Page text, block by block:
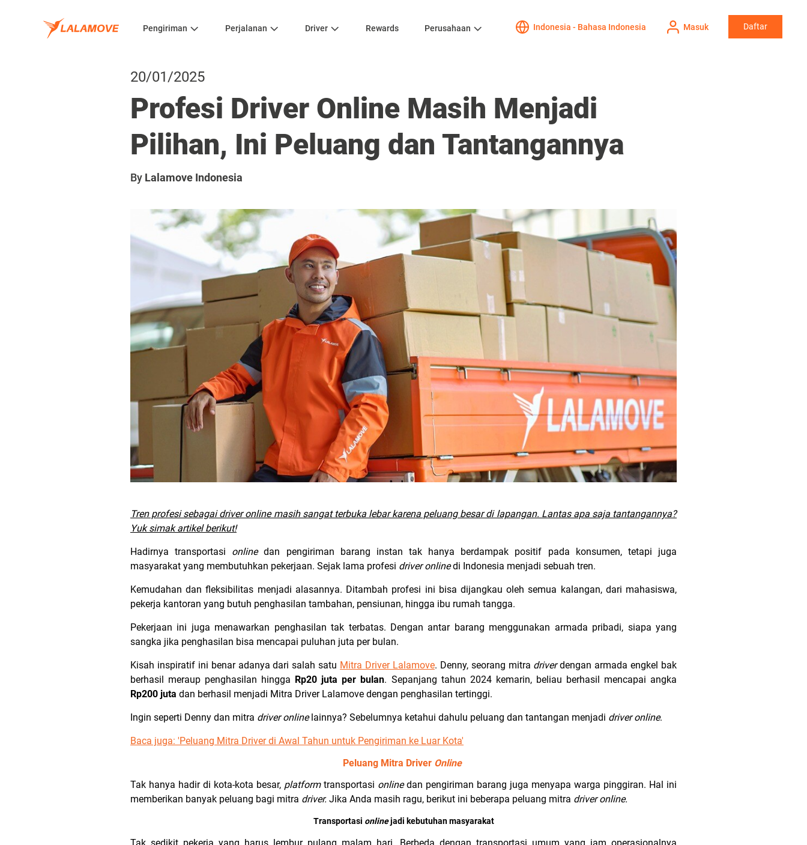
Pengiriman Perjalanan Driver Rewards Perusahaan Indonesia - Bahasa Indonesia Masuk Daftar
20/01/2025
Profesi Driver Online Masih Menjadi
Pilihan, Ini Peluang dan Tantangannya
By Lalamove Indonesia
Tren profesi sebagai driver online masih sangat terbuka lebar karena peluang besar di lapangan. Lantas apa saja tantangannya?
Yuk simak artikel berikut!
Hadirnya transportasi onlinedan pengiriman barang instan tak hanya berdampak positif pada konsumen, tetapi juga
masyarakat yang membutuhkan pekerjaan. Sejak lama profesi driver onlinedi Indonesia menjadi sebuah tren.
Kemudahan dan fleksibilitas menjadi alasannya. Ditambah profesi ini bisa dijangkau oleh semua kalangan, dari mahasiswa,
pekerja kantoran yang butuh penghasilan tambahan, pensiunan, hingga ibu rumah tangga.
Pekerjaan ini juga menawarkan penghasilan tak terbatas. Dengan antar barang menggunakan armada pribadi, siapa yang
sangka jika penghasilan bisa mencapai puluhan juta per bulan.
Kisah inspiratif ini benar adanya dari salah satu Mitra Driver Lalamove. Denny, seorang mitra driverdengan armada engkel bak
berhasil meraup penghasilan hingga Rp20 juta per bulan. Sepanjang tahun 2024 kemarin, beliau berhasil mencapai angka
Rp200 juta dan berhasil menjadi Mitra Driver Lalamove dengan penghasilan tertinggi.
Ingin seperti Denny dan mitra driver onlinelainnya? Sebelumnya ketahui dahulu peluang dan tantangan menjadi driver online.
Baca juga: 'Peluang Mitra Driver di Awal Tahun untuk Pengiriman ke Luar Kota'
Peluang Mitra Driver Online
Tak hanya hadir di kota-kota besar, platform transportasi onlinedan pengiriman barang juga menyapa warga pinggiran. Hal ini
memberikan banyak peluang bagi mitra driver. Jika Anda masih ragu, berikut ini beberapa peluang mitra driver online.
Transportasi onlinejadi kebutuhan masyarakat